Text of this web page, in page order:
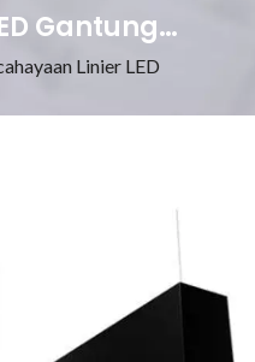
Gantung
Komersial
Linier LED